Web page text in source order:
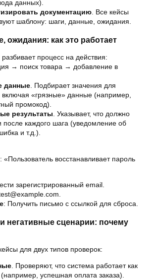
данных).
документацию. Все кейсы
шаблону: шаги, данные, ожидания.
ожидания: как это работает
процесс на действия:
→ поиск товара → добавление в
данные. Подбирает значения для
включая «грязные» данные (например,
промокод).
результаты. Указывает, что должно
после каждого шага (уведомление об
и т.д.).
: «Пользователь восстанавливает пароль
зарегистрированный email.
: Получить письмо с ссылкой для сброса.
негативные сценарии: почему
для двух типов проверок:
. Проверяют, что система работает как
успешная оплата заказа).